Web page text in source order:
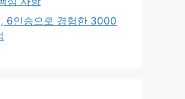
6인승으로 경험한 3000